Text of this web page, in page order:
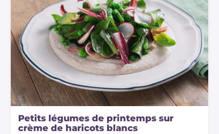
Petits légumes de printemps sur
crème de haricots blancs